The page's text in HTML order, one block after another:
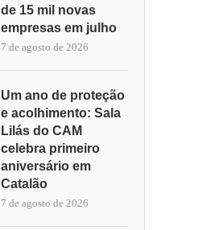
de 15 mil novas
empresas em julho
7 de agosto de 2026
Um ano de proteção
e acolhimento: Sala
Lilás do CAM
celebra primeiro
aniversário em
Catalão
7 de agosto de 2026